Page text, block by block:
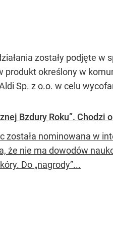
zostały podjęte
określony w
Sp. z o.o. w celu
Bzdury Roku”. Chodzi
została nominowana w
że nie ma dowodów
Do „nagrody”...